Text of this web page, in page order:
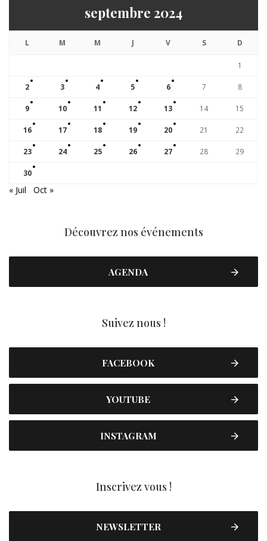
septembre 2024
L M M J V S D
1
2 3 4 5 6 7 8
9 10 11 12 13 14 15
16 17 18 19 20 21 22
23 24 25 26 27 28 29
30
« Juil Oct »
Découvrez nos événements
AGENDA
Suivez nous !
FACEBOOK
YOUTUBE
INSTAGRAM
Inscrivez vous !
NEWSLETTER